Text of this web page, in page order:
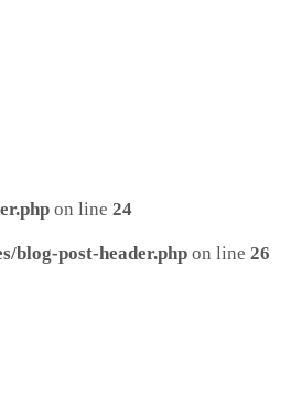
on line 24
blog-post-header.php on line 26